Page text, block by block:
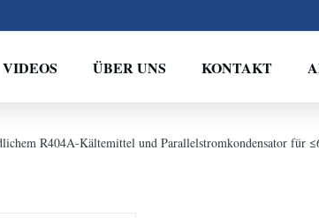
VIDEOS ÜBER UNS KONTAKT
R404A-Kältemittel und Parallelstromkondensator für